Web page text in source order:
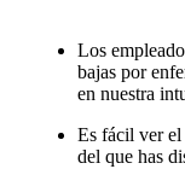
Los
bajas por
en nuestra
Es fácil ver el
del que has